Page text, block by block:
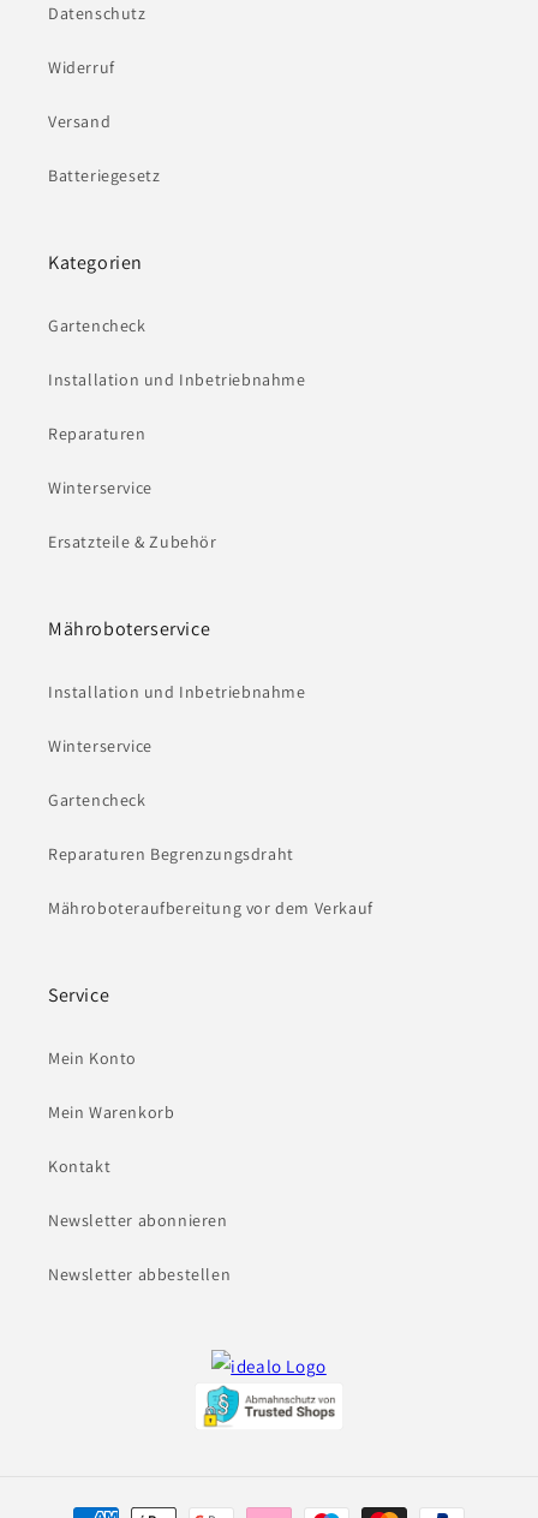
Datenschutz
Widerruf
Versand
Batteriegesetz
Kategorien
Gartencheck
Installation und Inbetriebnahme
Reparaturen
Winterservice
Ersatzteile & Zubehör
Mähroboterservice
Installation und Inbetriebnahme
Winterservice
Gartencheck
Reparaturen Begrenzungsdraht
Mähroboteraufbereitung vor dem Verkauf
Service
Mein Konto
Mein Warenkorb
Kontakt
Newsletter abonnieren
Newsletter abbestellen
Zahlungsmethoden